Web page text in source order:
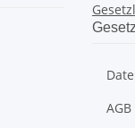
AGB